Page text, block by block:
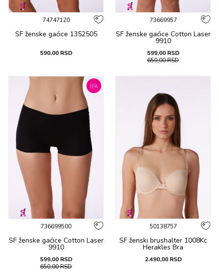
74747120
SF ženske gaćicе 1352505
590,00 RSD
73669957
SF ženske gaćicе Cotton Laser
9910
599,00 RSD
650,00RSD
8%
736699500
SF ženske gaćicе Cotton Laser
9910
599,00 RSD
650,00RSD
50138757
SF ženski brushalter 1008Kc
Herakles Bra
2.490,00 RSD